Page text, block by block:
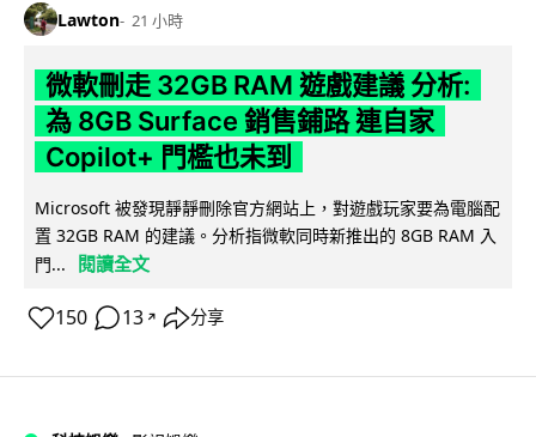
Lawton 21 小時
微軟刪走 32GB RAM 遊戲建議 分析:
為 8GB Surface 銷售鋪路 連自家
Copilot+ 門檻也未到
Microsoft 被發現靜靜刪除官方網站上，對遊戲玩家要為電腦配
置 32GB RAM 的建議。分析指微軟同時新推出的 8GB RAM 入
門...
閱讀全文
150 13 ↗ 分享